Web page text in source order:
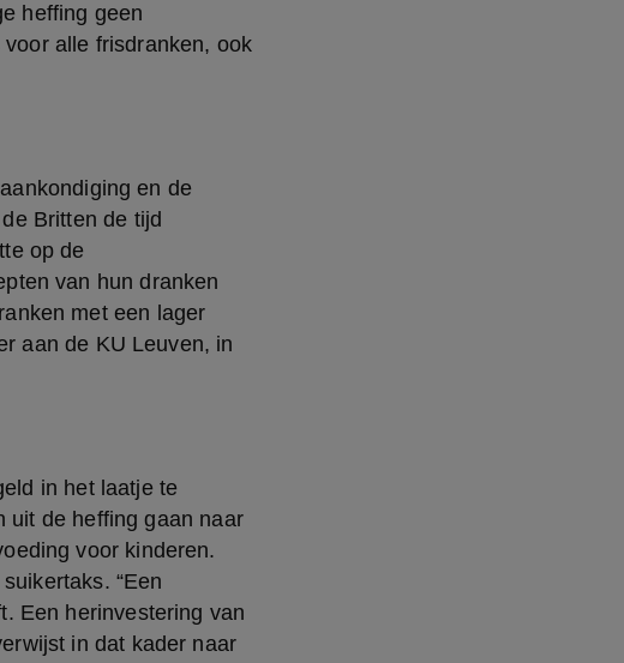
heffing geen
alle frisdranken, ook
en de
Britten de tijd
op de
van hun dranken
met een lager
aan de KU Leuven, in
in het laatje te
uit de heffing gaan naar
voor kinderen.
“Een
Een herinvestering van
in dat kader naar